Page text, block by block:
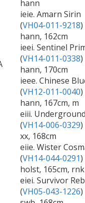
hann
ieie. Amarn Sirin
(VH04-011-9218)
hann, 162cm
ieei. Sentinel
(VH14-011-0338)
hann, 170cm
ieee. Chinese
(VH12-011-0040)
hann, 167cm, m
eiii.
(VH14-006-0329)
xx, 168cm
eiie. Wister
(VH14-044-0291)
holst, 165cm,
eiei. Survivor
(VH05-043-1226)